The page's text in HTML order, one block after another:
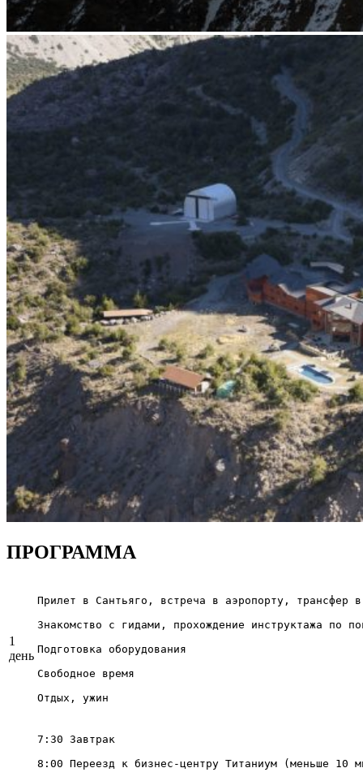
ПРОГРАММА
1
день
Прилет в Сантьяго, встреча в аэропорту, трансфер
Знакомство с гидами, прохождение инструктажа по
Подготовка оборудования
Свободное время
Отдых, ужин
7:30 Завтрак
8:00 Переезд к бизнес-центру Титаниум (меньше 10